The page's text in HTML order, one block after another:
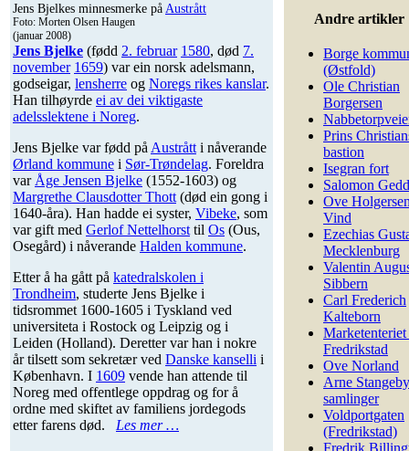
Jens Bjelkes minnesmerke på Austrått
Foto: Morten Olsen Haugen
(januar 2008)
Jens Bjelke (fødd 2. februar 1580, død 7.
november 1659) var ein norsk adelsmann,
godseigar, lensherre og Noregs rikes kanslar.
Han tilhøyrde ei av dei viktigaste
adelsslektene i Noreg.
Jens Bjelke var fødd på Austrått i nåverande
Ørland kommune i Sør-Trøndelag. Foreldra
var Åge Jensen Bjelke (1552-1603) og
Margrethe Clausdotter Thott (død ein gong i
1640-åra). Han hadde ei syster, Vibeke, som
var gift med Gerlof Nettelhorst til Os (Ous,
Osegård) i nåverande Halden kommune.
Etter å ha gått på katedralskolen i
Trondheim, studerte Jens Bjelke i
tidsrommet 1600-1605 i Tyskland ved
universiteta i Rostock og Leipzig og i
Leiden (Holland). Deretter var han i nokre
år tilsett som sekretær ved Danske kanselli i
København. I 1609 vende han attende til
Noreg med offentlege oppdrag og for å
ordne med skiftet av familiens jordegods
etter farens død. Les mer …
Andre artikler
Borge
(Østfold)
Ole Christian
Borgersen
Prins
bastion
Isegran fort
Salomon
Ove
Vind
Ezechias
Mecklenburg
Valentin
Sibbern
Carl Frederich
Kalteborn
Fredrikstad
Ove Norland
Arne
samlinger
Voldportgaten
(Fredrikstad)
Fredrik